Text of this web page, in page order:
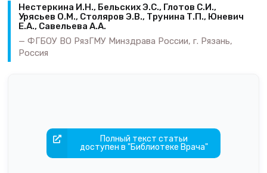
Нестеркина И.Н., Бельских Э.С., Глотов С.И.,
Урясьев О.М., Столяров Э.В., Трунина Т.П., Юневич
Е.А., Савельева А.А.
ФГБОУ ВО РязГМУ Минздрава России, г. Рязань,
Россия
Полный текст статьи
доступен в "Библиотеке Врача"